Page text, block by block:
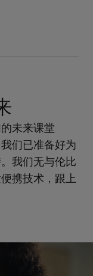
未来课堂
们已准备好为
我们无与伦比
携技术，跟上